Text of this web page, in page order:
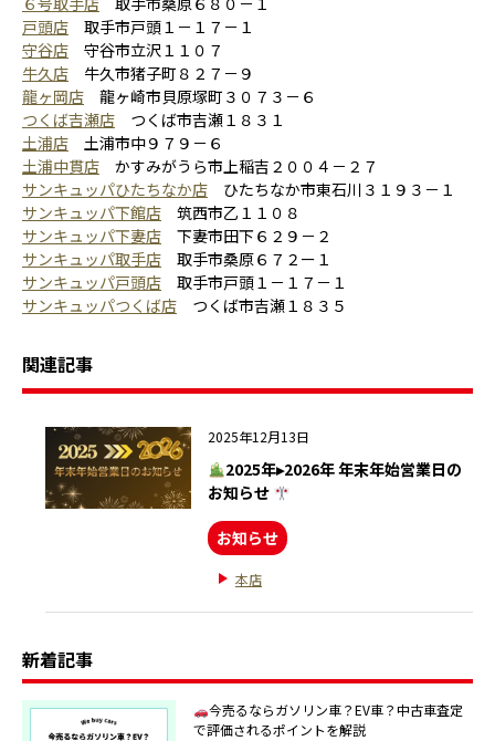
戸頭店 取手市戸頭１－１７－１
守谷店 守谷市立沢１１０７
牛久店 牛久市猪子町８２７－９
龍ヶ岡店 龍ヶ崎市貝原塚町３０７３－６
つくば吉瀬店 つくば市吉瀬１８３１
土浦店 土浦市中９７９－６
土浦中貫店 かすみがうら市上稲吉２００４－２７
サンキュッパひたちなか店 ひたちなか市東石川３１９３－１
サンキュッパ下館店 筑西市乙１１０８
サンキュッパ下妻店 下妻市田下６２９－２
サンキュッパ取手店 取手市桑原６７２ー１
サンキュッパ戸頭店 取手市戸頭１－１７－１
サンキュッパつくば店 つくば市吉瀬１８３５
関連記事
2025年12月13日
2025年▸2026年 年末年始営業日の
お知らせ
お知らせ
本店
新着記事
今売るならガソリン車？EV車？中古車査定
で評価されるポイントを解説